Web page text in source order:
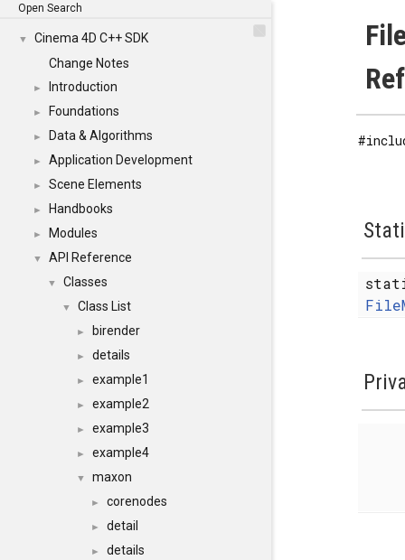
Open Search
▼
Cinema 4D C++ SDK
Change Notes
► Introduction
► Foundations
► Data & Algorithms
► Application Development
► Scene Elements
► Handbooks
► Modules
▼ API Reference
▼ Classes
▼ Class List
► birender
► details
► example1
► example2
► example3
► example4
▼ maxon
► corenodes
► detail
► details